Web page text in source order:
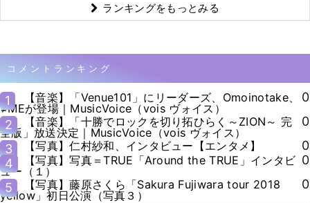
ランキングをもっとみる
コメントランキング
1
【音楽】「Venue101」にリーダーズ、Omoinotake、
≠MEが登場｜MusicVoice（vois ヴォイス）
0
2
【音楽】「十勝でロックを切り拓ひらく～ZION～ 完
全版」放送決定｜MusicVoice（vois ヴォイス）
0
3
【写真】仁村紗和、インタビュー【エンタメ】
0
4
【写真】写真＝TRUE「Around the TRUE」インタビ
ュー（１）
0
5
【写真】藤原さくら「Sakura Fujiwara tour 2018
yellow」初日公演（写真３）
0